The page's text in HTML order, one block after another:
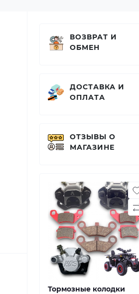
ВОЗВРАТ И
ОБМЕН
ДОСТАВКА И
ОПЛАТА
ОТЗЫВЫ О
МАГАЗИНЕ
Тормозные колодки